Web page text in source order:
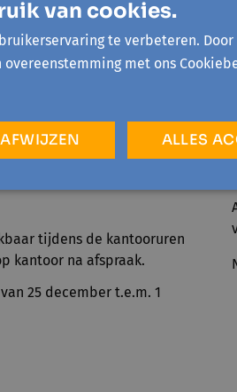
tijdens de kantooruren
kantoor na afspraak.
25 december t.e.m. 1
van cookies.
te verbeteren.
met ons
ALLES